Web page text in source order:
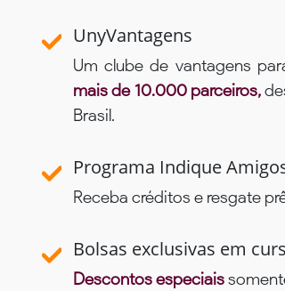
UnyVantagens
Um clube de vantagens
mais de 10.000 parceiros,
Brasil.
Programa Indique
Receba créditos e resgate
Bolsas exclusivas em
Descontos especiais